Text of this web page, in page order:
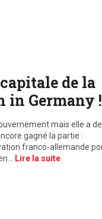
de la
in Germany !
mais elle a
gagné la partie :
franco-allemande
Lire la suite